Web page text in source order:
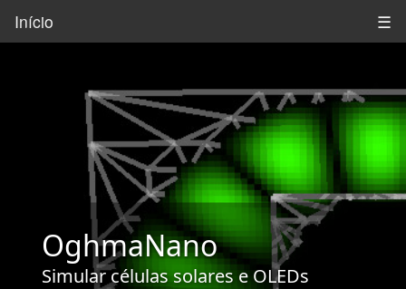
Início ☰
OghmaNano
Simular células solares e OLEDs